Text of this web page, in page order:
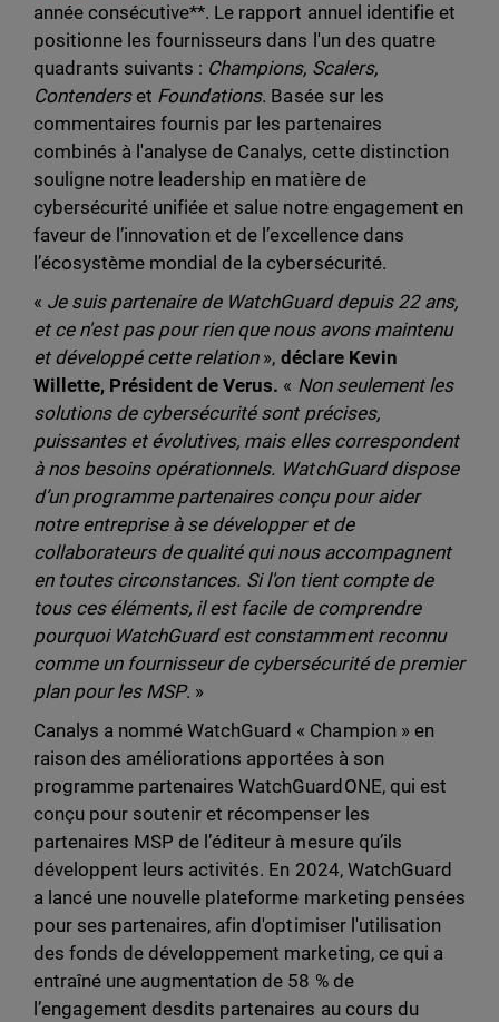
année consécutive**. Le rapport annuel identifie et
positionne les fournisseurs dans l'un des quatre
quadrants suivants : Champions, Scalers,
Contenderset Foundations. Basée sur les
commentaires fournis par les partenaires
combinés à l'analyse de Canalys, cette distinction
souligne notre leadership en matière de
cybersécurité unifiée et salue notre engagement en
faveur de l’innovation et de l’excellence dans
l’écosystème mondial de la cybersécurité.
« Je suis partenaire de WatchGuard depuis 22 ans,
et ce n'est pas pour rien que nous avons maintenu
et développé cette relation», déclare Kevin
Willette, Président de Verus. « Non seulement les
solutions de cybersécurité sont précises,
puissantes et évolutives, mais elles correspondent
à nos besoins opérationnels. WatchGuard dispose
d’un programme partenaires conçu pour aider
notre entreprise à se développer et de
collaborateurs de qualité qui nous accompagnent
en toutes circonstances. Si l'on tient compte de
tous ces éléments, il est facile de comprendre
pourquoi WatchGuard est constamment reconnu
comme un fournisseur de cybersécurité de premier
plan pour les MSP. »
Canalys a nommé WatchGuard « Champion » en
raison des améliorations apportées à son
programme partenaires WatchGuardONE, qui est
conçu pour soutenir et récompenser les
partenaires MSP de l’éditeur à mesure qu’ils
développent leurs activités. En 2024, WatchGuard
a lancé une nouvelle plateforme marketing pensées
pour ses partenaires, afin d'optimiser l'utilisation
des fonds de développement marketing, ce qui a
entraîné une augmentation de 58 % de
l’engagement desdits partenaires au cours du